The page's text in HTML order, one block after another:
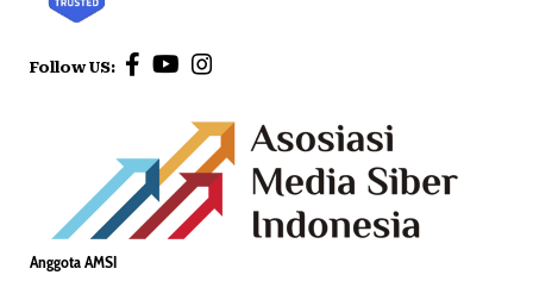
Follow US:
Anggota AMSI